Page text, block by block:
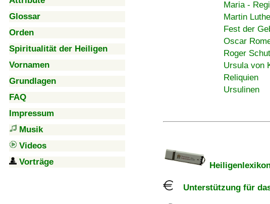
Glossar
Orden
Spiritualität der Heiligen
Vornamen
Grundlagen
FAQ
Impressum
Musik
Videos
Vorträge
Maria -
Martin
Fest der
Oscar
Roger
Ursula von
Reliquien
Ursulinen
Unterstützung für